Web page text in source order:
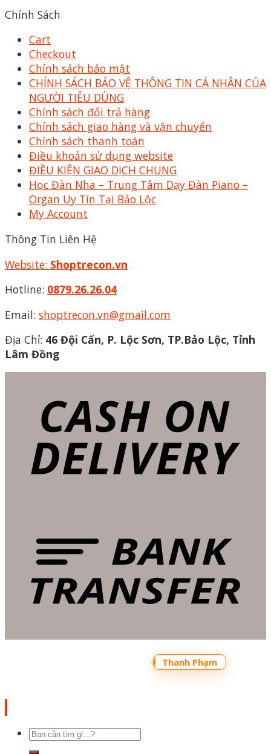
Chính Sách
Cart
Checkout
Chính sách bảo mật
CHÍNH SÁCH BẢO VỆ THÔNG TIN CÁ NHÂN CỦA
NGƯỜI TIÊU DÙNG
Chính sách đổi trả hàng
Chính sách giao hàng và vận chuyển
Chính sách thanh toán
Điều khoản sử dụng website
ĐIỀU KIỆN GIAO DỊCH CHUNG
Học Đàn Nha – Trung Tâm Dạy Đàn Piano –
Organ Uy Tín Tại Bảo Lộc
My Account
Thông Tin Liên Hệ
Website: Shoptrecon.vn
Hotline: 0879.26.26.04
Email: shoptrecon.vn@gmail.com
Địa Chỉ: 46 Đội Cấn, P. Lộc Sơn, TP.Bảo Lộc, Tỉnh
Lâm Đồng
Thanh Phạm
Tìm